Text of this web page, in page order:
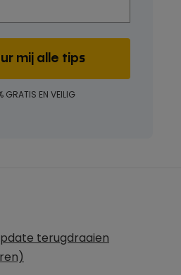
GRATIS EN VEILIG
terugdraaien